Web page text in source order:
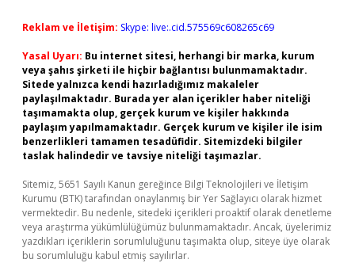
Reklam ve İletişim: Skype: live:.cid.575569c608265c69
Yasal Uyarı: Bu internet sitesi, herhangi bir marka, kurum
veya şahıs şirketi ile hiçbir bağlantısı bulunmamaktadır.
Sitede yalnızca kendi hazırladığımız makaleler
paylaşılmaktadır. Burada yer alan içerikler haber niteliği
taşımamakta olup, gerçek kurum ve kişiler hakkında
paylaşım yapılmamaktadır. Gerçek kurum ve kişiler ile isim
benzerlikleri tamamen tesadüfidir. Sitemizdeki bilgiler
taslak halindedir ve tavsiye niteliği taşımazlar.
Sitemiz, 5651 Sayılı Kanun gereğince Bilgi Teknolojileri ve İletişim
Kurumu (BTK) tarafından onaylanmış bir Yer Sağlayıcı olarak hizmet
vermektedir. Bu nedenle, sitedeki içerikleri proaktif olarak denetleme
veya araştırma yükümlülüğümüz bulunmamaktadır. Ancak, üyelerimiz
yazdıkları içeriklerin sorumluluğunu taşımakta olup, siteye üye olarak
bu sorumluluğu kabul etmiş sayılırlar.